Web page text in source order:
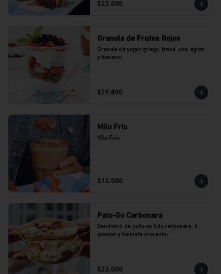
$23.000
Granola de Frutos Rojos
Granola de yogur griego, fresa, uva, agraz
y banano.
$29.800
Milo Frío
Milo Frío.
$12.000
Pato-Go Carbonara
Sandwich de pollo en hilo carbonara, 4
quesos y tocineta crocante.
$23.000